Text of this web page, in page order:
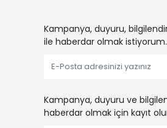
Kampanya, duyuru,
ile haberdar olmak istiyorum.
Kampanya, duyuru ve
haberdar olmak için kayıt